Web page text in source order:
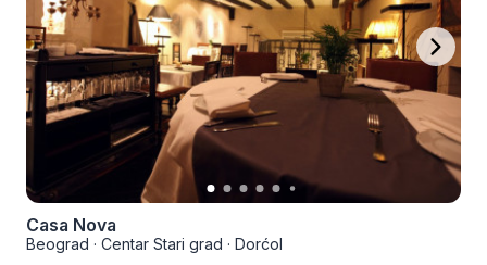
Casa Nova
Beograd · Centar Stari grad · Dorćol